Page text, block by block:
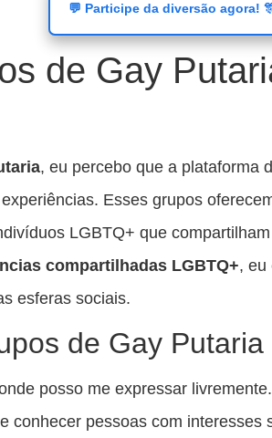
💬 Participe da diversão agora!
de Gay
, eu percebo que a plataforma
Esses grupos
LGBTQ+ que
compartilhadas LGBTQ+, eu
esferas sociais.
de Gay
posso me expressar livremente.
conhecer pessoas com interesses